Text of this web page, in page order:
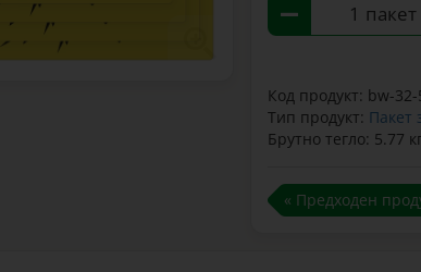
пакет
Код продукт: bw-32-
Тип продукт: Пакет
Брутно тегло: 5.77
« Предходен